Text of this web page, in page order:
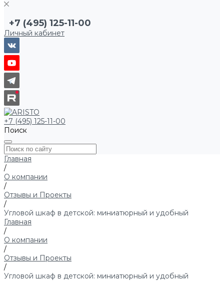
+7 (495) 125-11-00
Личный кабинет
+7 (495) 125-11-00
Поиск
Главная
/
О компании
/
Отзывы и Проекты
/
Угловой шкаф в детской: миниатюрный и удобный
Главная
/
О компании
/
Отзывы и Проекты
/
Угловой шкаф в детской: миниатюрный и удобный